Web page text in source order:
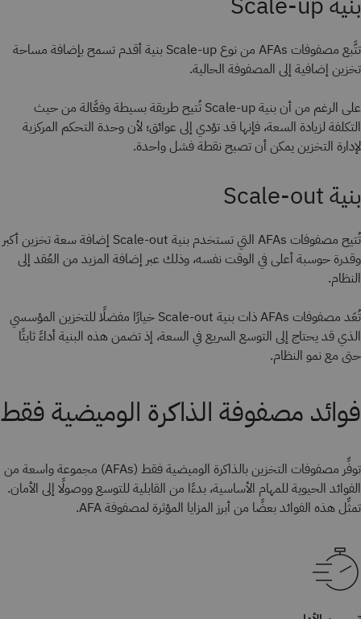
تتَّبع مصفوفات AFAs من نوع Scale-up بنية أقدم تسمح بإضافة مساحة
تخزين إضافية إلى المصفوفة الحالية.
على الرغم من أن بنية Scale-up تُتيح طريقة بسيطة وفعَّالة من حيث
التكلفة لزيادة السعة، فإنها قد تؤدي إلى عوائق؛ لأن وحدة التحكم المركزية
لإدارة التخزين يمكن أن تصبح نقطة فشل واحدة.
بنية Scale-out
تُتيح مصفوفات AFAs التي تستخدم بنية Scale-out إضافة سعة تخزين أكبر
وقدرة حوسبة أعلى في الوقت نفسه، وذلك عبر إضافة المزيد من العُقد إلى
النظام.
تُعَد مصفوفات AFAs ذات بنية Scale-out خيارًا مفضلًا للتخزين المؤسسي
الذي قد يحتاج إلى التوسع السريع في السعة، إذ تضمن هذه البنية أداءً ثابتًا
حتى مع نمو النظام.
فوائد مصفوفة الذاكرة الوميضية فقط
توفِّر مصفوفات التخزين بالذاكرة الوميضية فقط (AFAs) مجموعة واسعة من
الفوائد الحيوية للمهام الأساسية، بدءًا من القابلية للتوسع ووصولًا إلى الأمان.
تمثِّل هذه الفوائد بعضًا من أبرز المزايا المؤثرة لمصفوفة AFA.